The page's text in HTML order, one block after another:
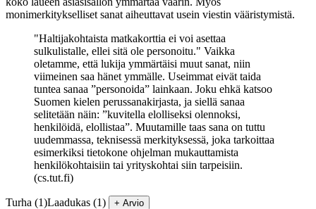
monimerkitykselliset sanat aiheuttavat usein viestin vääristymistä.
"Haltijakohtaista matkakorttia ei voi asettaa
sulkulistalle, ellei sitä ole personoitu." Vaikka
oletamme, että lukija ymmärtäisi muut sanat, niin
viimeinen saa hänet ymmälle. Useimmat eivät taida
tuntea sanaa ”personoida” lainkaan. Joku ehkä katsoo
Suomen kielen perussanakirjasta, ja siellä sanaa
selitetään näin: ”kuvitella elolliseksi olennoksi,
henkilöidä, elollistaa”. Muutamille taas sana on tuttu
uudemmassa, teknisessä merkityksessä, joka tarkoittaa
esimerkiksi tietokone ohjelman mukauttamista
henkilökohtaisiin tai yrityskohtai siin tarpeisiin.
(cs.tut.fi)
Turha (1)Laadukas (1) + Arvio